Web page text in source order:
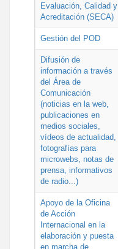
Evaluación, Calidad y
Acreditación (SECA)
Gestión del POD
Difusión de
información a través
del Área de
Comunicación
(noticias en la web,
publicaciones en
medios sociales,
vídeos de actualidad,
fotografías para
microwebs, notas de
prensa, informativos
de radio...)
Apoyo de la Oficina
de Acción
Internacional en la
elaboración y puesta
en marcha de